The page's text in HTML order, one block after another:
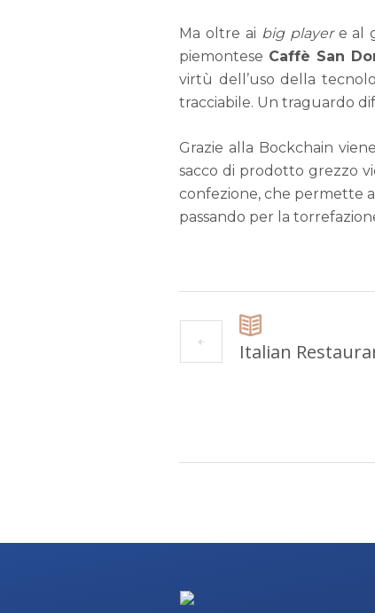
Ma oltre ai big playere al
piemontese Caffè San
virtù dell’uso della
tracciabile. Un traguardo
Grazie alla Bockchain
sacco di prodotto grezzo
confezione, che permette
passando per la
Italian